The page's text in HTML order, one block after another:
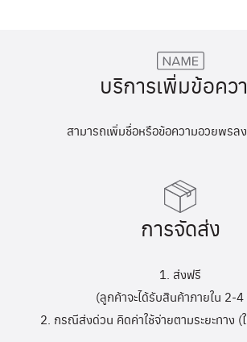
บริการเพิ่มข้อคว
สามารถเพิ่มชื่อหรือข้อความอวยพรล
การจัดส่ง
1. ส่งฟรี
(ลูกค้าจะได้รับสินค้าภายใน 2-4
2. กรณีส่งด่วน คิดค่าใช้จ่ายตามระยะทาง (